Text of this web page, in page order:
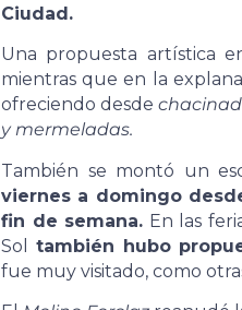
Ciudad.
Una propuesta artística
mientras que en la
ofreciendo desde
y mermeladas.
También se montó un
viernes a domingo
fin de semana. En las
Sol también hubo
fue muy visitado, como